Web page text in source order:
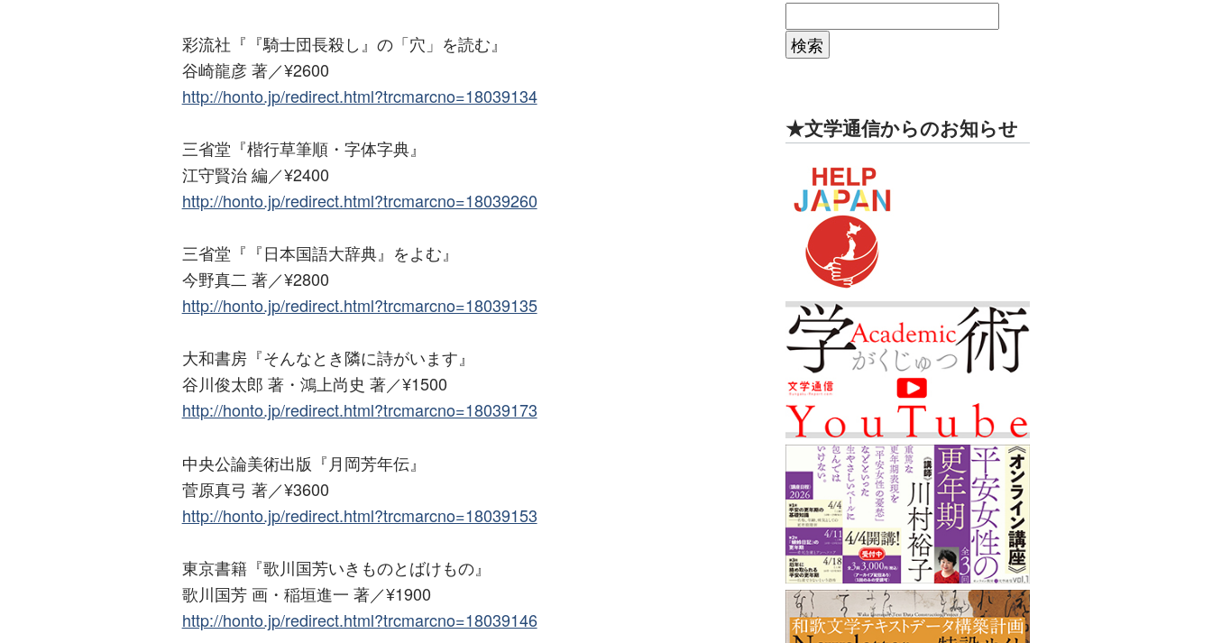
彩流社『『騎士団長殺し』の「穴」を読む』
谷崎龍彦 著／¥2600
http://honto.jp/redirect.html?trcmarcno=18039134
三省堂『楷行草筆順・字体字典』
江守賢治 編／¥2400
http://honto.jp/redirect.html?trcmarcno=18039260
三省堂『『日本国語大辞典』をよむ』
今野真二 著／¥2800
http://honto.jp/redirect.html?trcmarcno=18039135
大和書房『そんなとき隣に詩がいます』
谷川俊太郎 著・鴻上尚史 著／¥1500
http://honto.jp/redirect.html?trcmarcno=18039173
中央公論美術出版『月岡芳年伝』
菅原真弓 著／¥3600
http://honto.jp/redirect.html?trcmarcno=18039153
東京書籍『歌川国芳いきものとばけもの』
歌川国芳 画・稲垣進一 著／¥1900
http://honto.jp/redirect.html?trcmarcno=18039146
★文学通信からのお知らせ